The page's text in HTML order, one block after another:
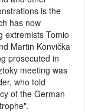
is the
has now
extremists Tomio
Martin Konvička
prosecuted in
meeting was
who told
of the German